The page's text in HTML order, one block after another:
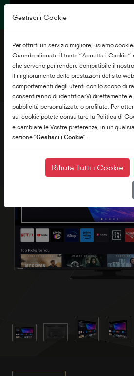
50" QV34 Series
Gestisci i Cookie
Per offrirti un servizio migliore, usiamo
Quando cliccate il tasto “Accetta i Cookie”
che servono per rendere compatibile il
il miglioramento delle prestazioni del sito
comportamenti degli utenti con lo scopo di
consentiranno di identificarVi direttamente e
pubblicità personalizzate o profilate. Per
sui cookie potete consultare la Politica di
e cambiare le Vostre preferenze, in un
sezione "Gestisci i Cookie".
Rifiuta Tutti i Cookie